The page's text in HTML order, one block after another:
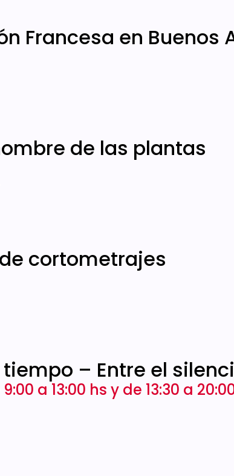
Francesa en Buenos
de las plantas
cortometrajes
– Entre el
a 13:00 hs y de 13:30 a